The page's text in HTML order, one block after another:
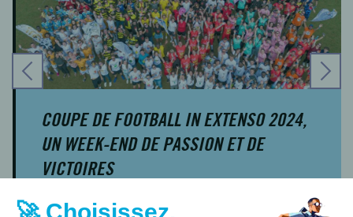
COUPE DE FOOTBALL IN EXTENSO 2024,
UN WEEK-END DE PASSION ET DE
VICTOIRES
🚀 Choisissez.